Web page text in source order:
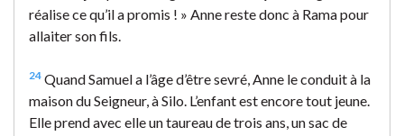
réalise ce qu’il a promis ! » Anne reste donc à Rama pour
allaiter son fils.
24 Quand Samuel a l’âge d’être sevré, Anne le conduit à la
maison du Seigneur, à Silo. L’enfant est encore tout jeune.
Elle prend avec elle un taureau de trois ans, un sac de